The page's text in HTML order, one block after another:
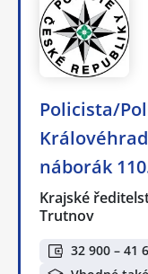
Policista/
náborák
Krajské
Trutnov
32 900 – 41